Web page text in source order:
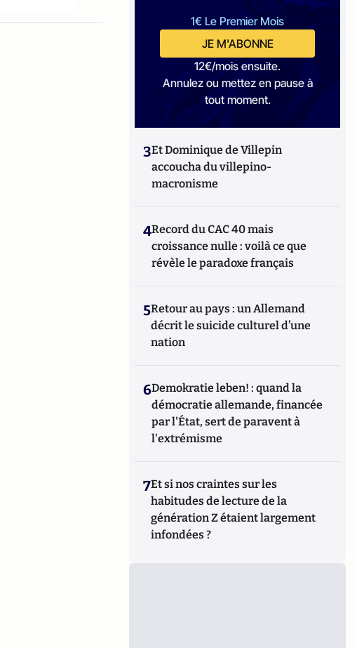
1€ Le Premier Mois
JE M'ABONNE
12€/mois ensuite.
Annulez ou mettez en pause à
tout moment.
3Et Dominique de Villepin
accoucha du villepino-
macronisme
4Record du CAC 40 mais
croissance nulle : voilà ce que
révèle le paradoxe français
5Retour au pays : un Allemand
décrit le suicide culturel d’une
nation
6Demokratie leben! : quand la
démocratie allemande, financée
par l'État, sert de paravent à
l'extrémisme
7Et si nos craintes sur les
habitudes de lecture de la
génération Z étaient largement
infondées ?